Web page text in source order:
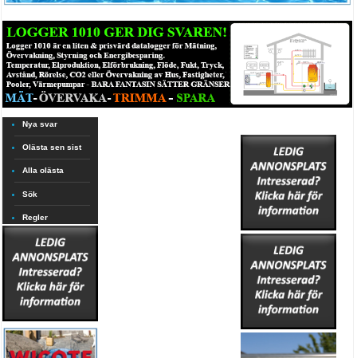
Nya svar
Olästa sen sist
Alla olästa
Sök
Regler